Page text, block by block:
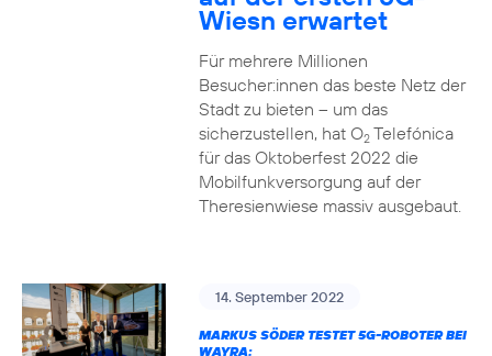
Wiesn erwartet
Für mehrere Millionen
Besucher:innen das beste Netz der
Stadt zu bieten – um das
sicherzustellen, hat O2Telefónica
für das Oktoberfest 2022 die
Mobilfunkversorgung auf der
Theresienwiese massiv ausgebaut.
14. September 2022
MARKUS SÖDER TESTET 5G-ROBOTER BEI
WAYRA: